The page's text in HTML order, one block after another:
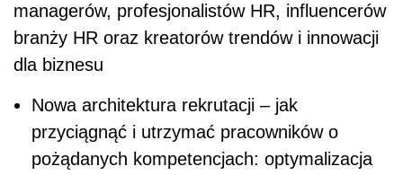
managerów, profesjonalistów HR, influencerów
branży HR oraz kreatorów trendów i innowacji
dla biznesu
Nowa architektura rekrutacji – jak
przyciągnąć i utrzymać pracowników o
pożądanych kompetencjach: optymalizacja